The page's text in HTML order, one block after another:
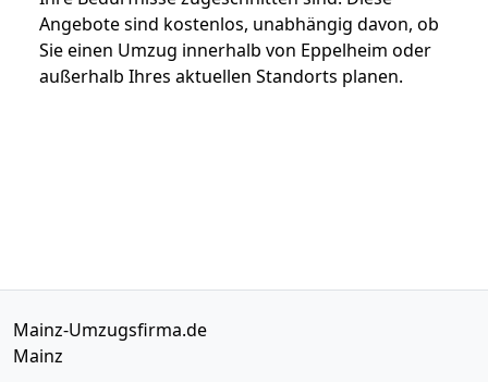
Angebote sind kostenlos, unabhängig davon, ob
Sie einen Umzug innerhalb von Eppelheim oder
außerhalb Ihres aktuellen Standorts planen.
Mainz-Umzugsfirma.de
Mainz